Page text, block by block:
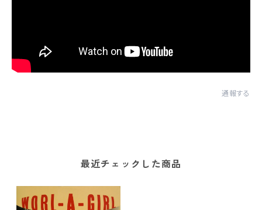
通報する
最近チェックした商品